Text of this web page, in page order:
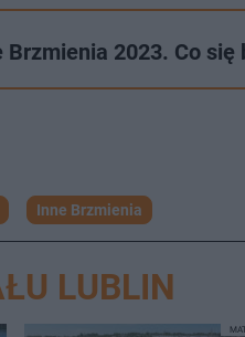
2023. Co się
Inne Brzmienia
LUBLIN